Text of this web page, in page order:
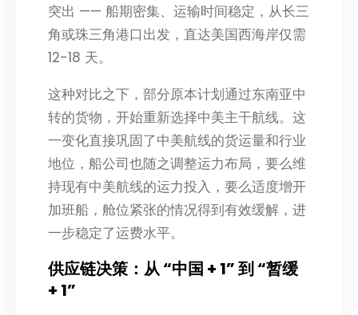
突出 —— 船期密集、运输时间稳定，从长三
角或珠三角港口出发，直达美国西海岸仅需
12-18 天。
这种对比之下，部分原本计划通过东南亚中
转的货物，开始重新选择中美主干航线。这
一变化直接巩固了中美航线的货运量和行业
地位，船公司也随之调整运力布局，要么维
持现有中美航线的运力投入，要么适度增开
加班船，舱位紧张的情况得到有效缓解，进
一步稳定了运费水平。
供应链决策：从 “中国 + 1” 到 “暂缓
+ 1”